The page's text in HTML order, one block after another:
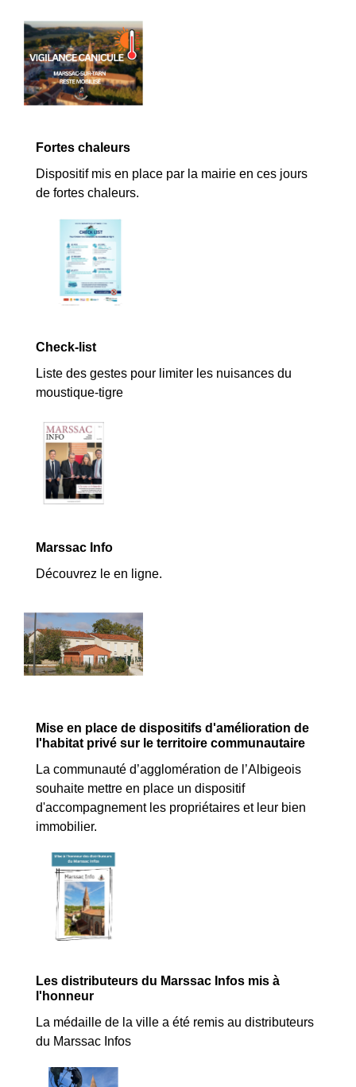
Fortes chaleurs
Dispositif mis en place par la mairie en ces jours
de fortes chaleurs.
Check-list
Liste des gestes pour limiter les nuisances du
moustique-tigre
Marssac Info
Découvrez le en ligne.
Mise en place de dispositifs d'amélioration de
l'habitat privé sur le territoire communautaire
La communauté d’agglomération de l’Albigeois
souhaite mettre en place un dispositif
d'accompagnement les propriétaires et leur bien
immobilier.
Les distributeurs du Marssac Infos mis à
l'honneur
La médaille de la ville a été remis au distributeurs
du Marssac Infos